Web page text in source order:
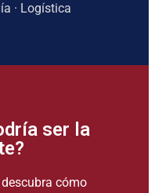
· Logística
ser la
cómo